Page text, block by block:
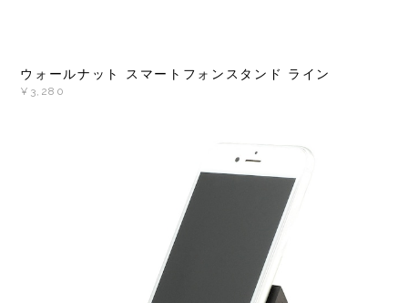
ウォールナット スマートフォンスタンド ライン
¥3,280